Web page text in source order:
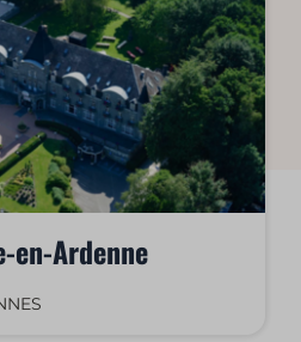
en-Ardenne